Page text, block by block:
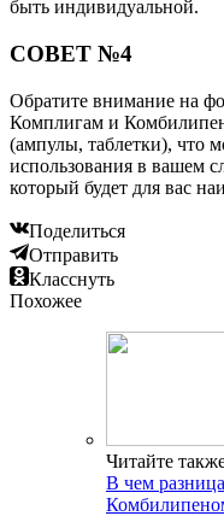
быть индивидуальной.
СОВЕТ №4
Обратите внимание на
Комплигам и
(ампулы, таблетки), что
использования в вашем
который будет для вас
Поделиться
Отправить
Класснуть
Похожее
Читайте
В чем